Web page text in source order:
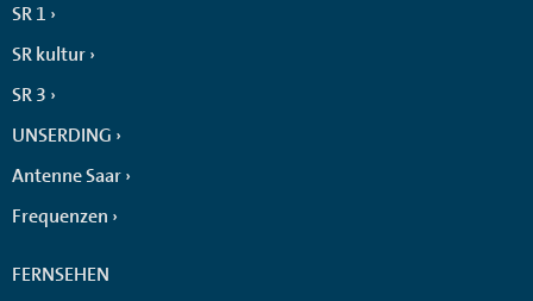
SR 1
SR kultur
SR 3
UNSERDING
Antenne Saar
Frequenzen
FERNSEHEN